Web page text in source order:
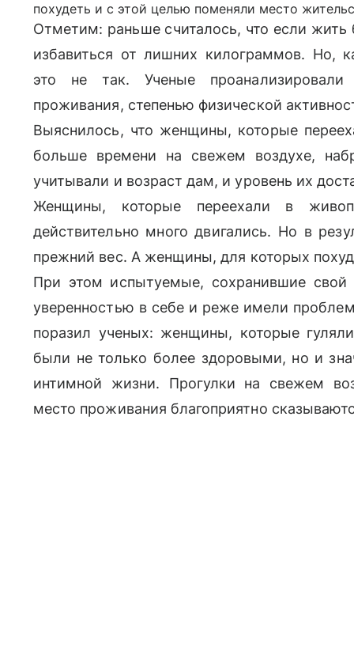
похудеть и с этой целью поменяли место
Отметим: раньше считалось, что если
избавиться от лишних килограммов. Но,
это не так. Ученые
проживания, степенью физической
Выяснилось, что женщины, которые
больше времени на свежем воздухе,
учитывали и возраст дам, и уровень их
Женщины, которые переехали в
действительно много двигались. Но в
прежний вес. А женщины, для которых
При этом испытуемые, сохранившие
уверенностью в себе и реже имели
поразил ученых: женщины, которые
были не только более здоровыми, но и
интимной жизни. Прогулки на свежем
место проживания благоприятно